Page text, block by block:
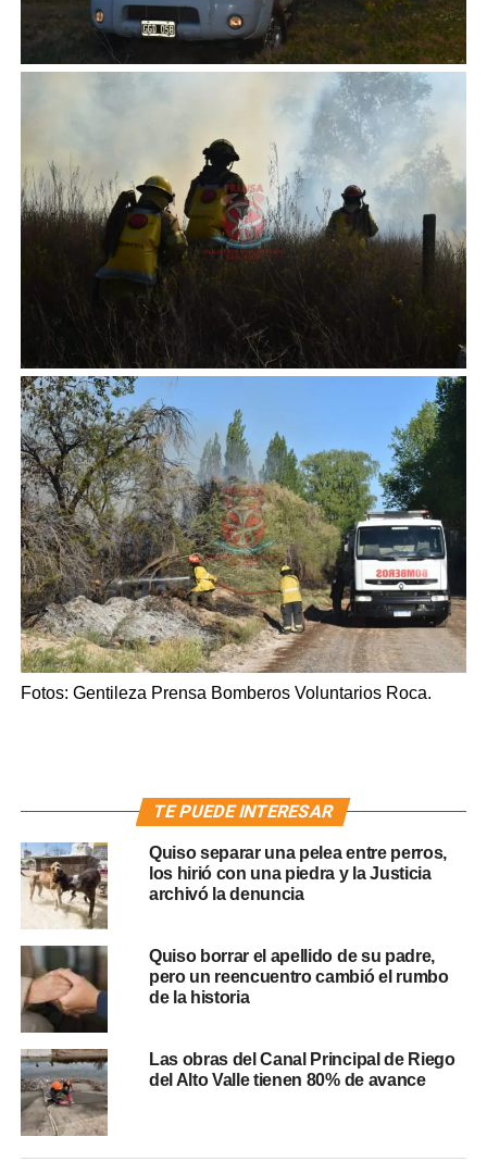
Fotos: Gentileza Prensa Bomberos Voluntarios Roca.
TE PUEDE INTERESAR
Quiso separar una pelea entre perros,
los hirió con una piedra y la Justicia
archivó la denuncia
Quiso borrar el apellido de su padre,
pero un reencuentro cambió el rumbo
de la historia
Las obras del Canal Principal de Riego
del Alto Valle tienen 80% de avance